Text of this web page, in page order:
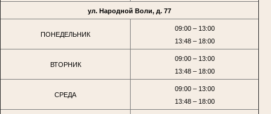
ул. Народной Воли, д. 77
ПОНЕДЕЛЬНИК
09:00 – 13:00
13:48 – 18:00
ВТОРНИК
09:00 – 13:00
13:48 – 18:00
СРЕДА
09:00 – 13:00
13:48 – 18:00